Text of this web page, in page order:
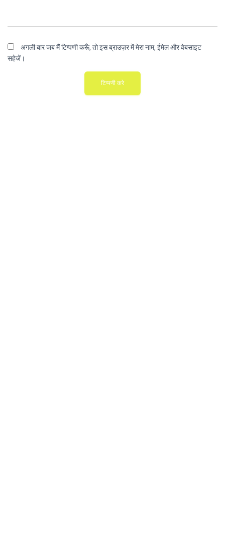
अगली बार जब मैं टिप्पणी करूँ, तो इस ब्राउज़र में मेरा नाम, ईमेल और वेबसाइट
सहेजें।